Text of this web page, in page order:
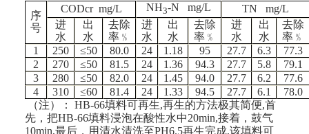
序
号
CODcr mg/L NH3-N mg/L
TN mg/L
进
水
出
水
去除
率﹪
进
水
出
水
去除
率﹪
进
水
出
水
去除
率﹪
1
250 ≤50 80.0 24 1.18 95 27.7 6.3
77.3
2
270 ≤50 81.5 24 1.36 94.3 27.7 5.8
79.1
3
280 ≤50 82.0 24 1.45 94.0 27.7 6.2
77.6
4
310 ≤60 81.4 24 1.33 94.5 27.7 6.1
78.0
（注）： HB-66填料可再生,再生的方法极其简便,首
先，把HB-66填料浸泡在酸性水中20min,接着，鼓气
10min,最后，用清水清洗至PH6.5再生完成,该填料可